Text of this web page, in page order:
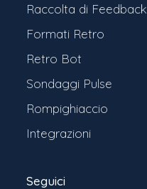
Raccolta di Feedback
Formati Retro
Retro Bot
Sondaggi Pulse
Rompighiaccio
Integrazioni
Seguici